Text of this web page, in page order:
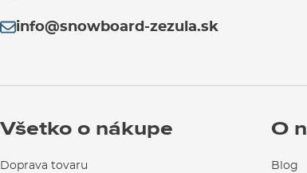
info@snowboard-zezula.sk
Všetko o nákupe
Doprava tovaru
O
Blog